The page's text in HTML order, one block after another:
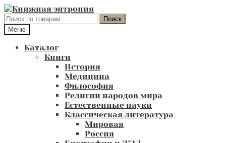
Перейти
к
навигации
Перейти
к
содержимому
Искать:
Поиск
Меню
Каталог
Книги
История
Медицина
Философия
Религии народов мира
Естественные науки
Классическая литература
Мировая
Россия